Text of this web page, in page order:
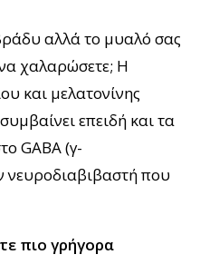
αλλά το μυαλό σας
να χαλαρώσετε; Η
και μελατονίνης
επειδή και τα
GABA (γ-
νευροδιαβιβαστή που
πιο γρήγορα